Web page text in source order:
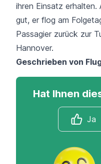
ihren Einsatz
gut, er flog am
Passagier zurück zur
Hannover.
Geschrieben von
Hat Ihnen
Ja